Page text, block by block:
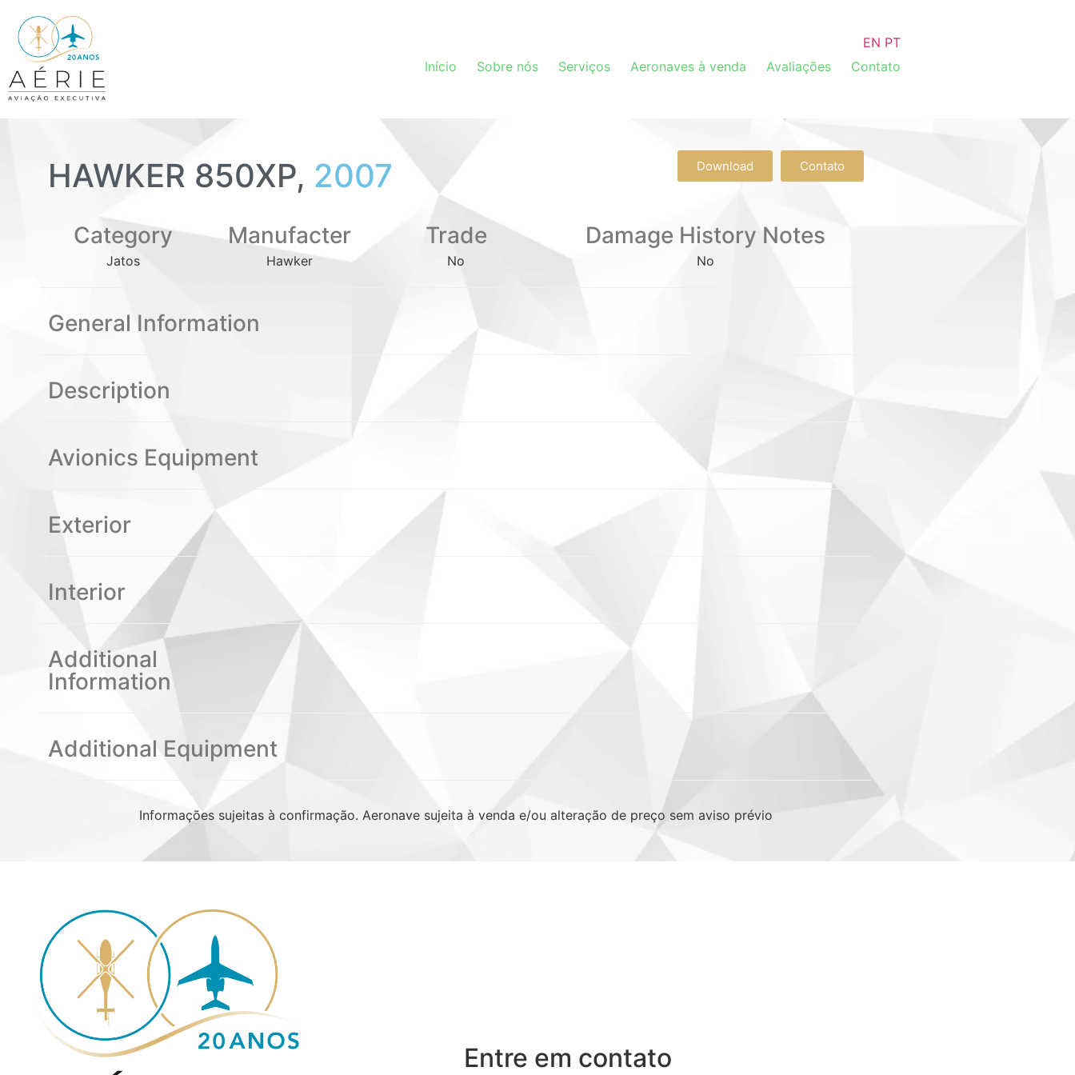
EN PT
Início
Sobre nós Serviços Aeronaves à venda Avaliações Contato
HAWKER 850XP, 2007 Download Contato
Category
Jatos
Manufacter
Hawker
Trade
No
Damage History Notes
No
General Information
Description
Avionics Equipment
Exterior
Interior
Additional
Information
Additional Equipment
Informações sujeitas à confirmação. Aeronave sujeita à venda e/ou alteração de preço sem aviso prévio
Entre em contato